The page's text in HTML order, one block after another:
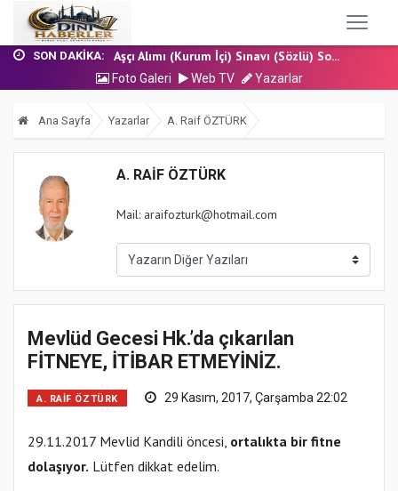
SON DAKIKA:
17 Temmuz 2026 - Cuma Hutbesi
Nakil Talebinde Bulunacak Kadrolu Kur’an...
Aşçı Alımı (Kurum İçi) Sınavı (Sözlü) So...
31 Temmuz 2026 - Cuma Hutbesi
17 Temmuz 2026 - Cuma Hutbesi
Nakil Talebinde Bulunacak Kadrolu Kur’an...
Foto Galeri Web TV Yazarlar
Ana Sayfa Yazarlar A. Raif ÖZTÜRK
A. RAIF ÖZTÜRK
Mail: araifozturk@hotmail.com
Mevlüd Gecesi Hk.’da çıkarılan
FİTNEYE, İTİBAR ETMEYİNİZ.
A. RAIF ÖZTÜRK 29 Kasım, 2017, Çarşamba 22:02
29.11.2017 Mevlid Kandili öncesi, ortalıkta bir fitne
dolaşıyor. Lütfen dikkat edelim.